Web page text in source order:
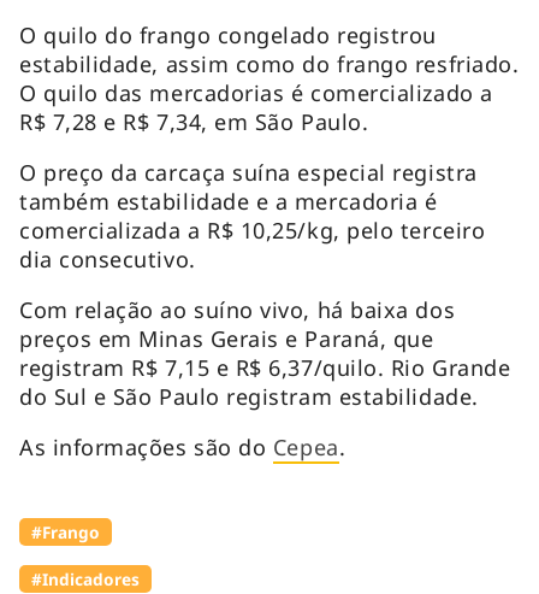
O quilo do frango congelado registrou
estabilidade, assim como do frango resfriado.
O quilo das mercadorias é comercializado a
R$ 7,28 e R$ 7,34, em São Paulo.
O preço da carcaça suína especial registra
também estabilidade e a mercadoria é
comercializada a R$ 10,25/kg, pelo terceiro
dia consecutivo.
Com relação ao suíno vivo, há baixa dos
preços em Minas Gerais e Paraná, que
registram R$ 7,15 e R$ 6,37/quilo. Rio Grande
do Sul e São Paulo registram estabilidade.
As informações são do Cepea.
#Frango
#Indicadores